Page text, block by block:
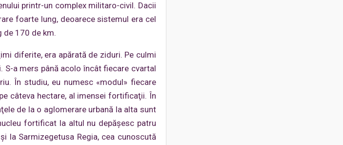
printr-un complex militaro-civil. Dacii
foarte lung, deoarece sistemul era cel
de 170 de km.
diferite, era apărată de ziduri. Pe culmi
a mers până acolo încât fiecare cvartal
În studiu, eu numesc «modul» fiecare
câteva hectare, al imensei fortificaţii. În
de la o aglomerare urbană la alta sunt
fortificat la altul nu depăşesc patru
la Sarmizegetusa Regia, cea cunoscută